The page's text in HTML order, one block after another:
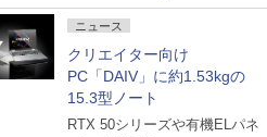
ニュース
クリエイター向け
PC「DAIV」に約1.53kgの
15.3型ノート
RTX 50シリーズや有機ELパネ